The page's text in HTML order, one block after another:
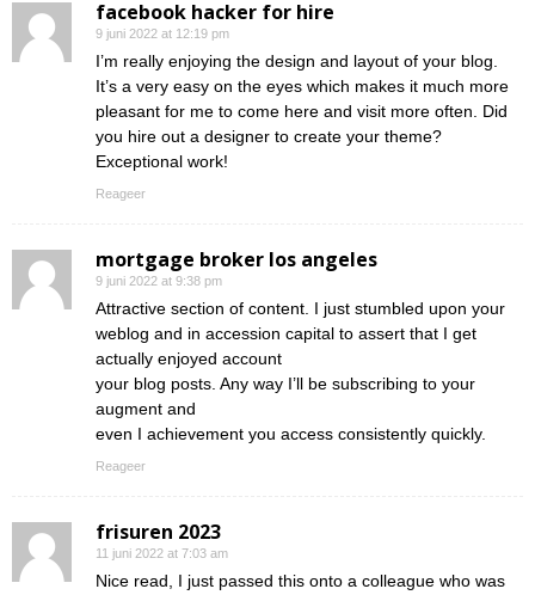
facebook hacker for hire
9 juni 2022 at 12:19 pm
I’m really enjoying the design and layout of your blog.
It’s a very easy on the eyes which makes it much more
pleasant for me to come here and visit more often. Did
you hire out a designer to create your theme?
Exceptional work!
Reageer
mortgage broker los angeles
9 juni 2022 at 9:38 pm
Attractive section of content. I just stumbled upon your
weblog and in accession capital to assert that I get
actually enjoyed account
your blog posts. Any way I’ll be subscribing to your
augment and
even I achievement you access consistently quickly.
Reageer
frisuren 2023
11 juni 2022 at 7:03 am
Nice read, I just passed this onto a colleague who was